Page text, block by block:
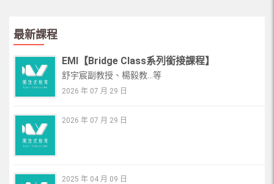
最新課程
EMI【Bridge Class系列銜接課程】
舒宇宸副教授、楊毅教...等
2026 年 07 月 29 日
2026 年 07 月 29 日
2025 年 04 月 09 日